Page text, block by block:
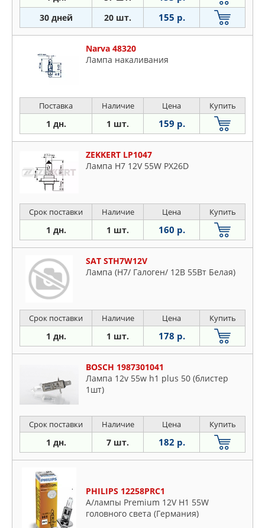
30 дней 20 шт. 155 р.
Narva 48320
Лампа накаливания
Поставка Наличие Цена Купить
1 дн. 1 шт. 159 р.
ZEKKERT LP1047
Лампа H7 12V 55W PX26D
Срок поставки Наличие Цена Купить
1 дн. 1 шт. 160 р.
SAT STH7W12V
Лампа (H7/ Галоген/ 12В 55Вт Белая)
Срок поставки Наличие Цена Купить
1 дн. 1 шт. 178 р.
BOSCH 1987301041
Лампа 12v 55w h1 plus 50 (блистер
1шт)
Срок поставки Наличие Цена Купить
1 дн. 7 шт. 182 р.
PHILIPS 12258PRC1
А/лампы Premium 12V H1 55W
головного света (Германия)